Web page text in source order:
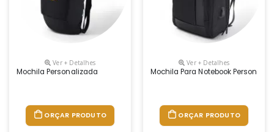
Ver + Detalhes
Mochila Personalizada
ORÇAR PRODUTO
Ver + Detalhes
Mochila Para Notebook
ORÇAR PRODUTO